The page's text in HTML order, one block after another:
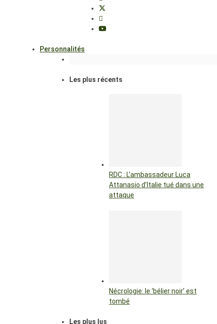
Personnalités
Les plus récents
RDC : L’ambassadeur Luca
Attanasio d’Italie tué dans une
attaque
Nécrologie: le ‘bélier noir’ est
tombé
Les plus lus